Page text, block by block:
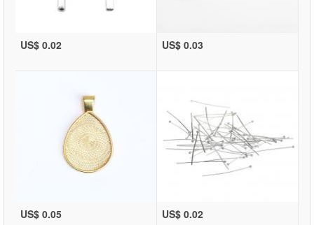
US$ 0.02 US$ 0.03
US$ 0.05 US$ 0.02